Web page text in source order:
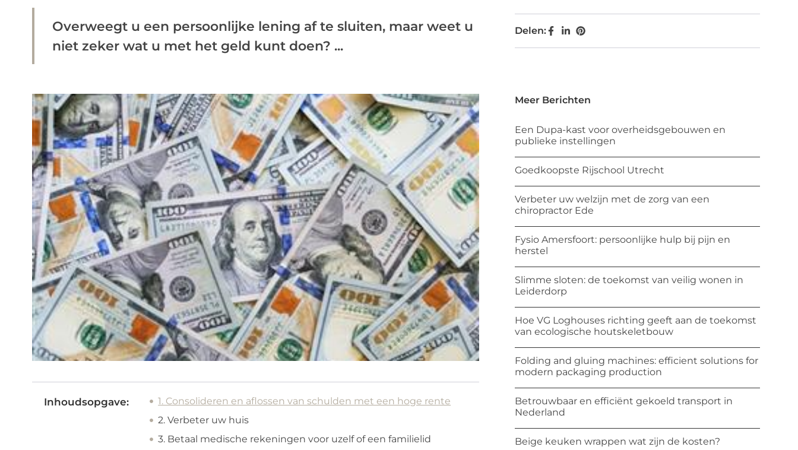
Overweegt u een persoonlijke lening af te sluiten, maar weet u
niet zeker wat u met het geld kunt doen? ...
Inhoudsopgave:
1. Consolideren en aflossen van schulden met een hoge rente
2. Verbeter uw huis
3. Betaal medische rekeningen voor uzelf of een familielid
Delen:
Meer Berichten
Een Dupa-kast voor overheidsgebouwen en
publieke instellingen
Goedkoopste Rijschool Utrecht
Verbeter uw welzijn met de zorg van een
chiropractor Ede
Fysio Amersfoort: persoonlijke hulp bij pijn en
herstel
Slimme sloten: de toekomst van veilig wonen in
Leiderdorp
Hoe VG Loghouses richting geeft aan de toekomst
van ecologische houtskeletbouw
Folding and gluing machines: efficient solutions for
modern packaging production
Betrouwbaar en efficiënt gekoeld transport in
Nederland
Beige keuken wrappen wat zijn de kosten?